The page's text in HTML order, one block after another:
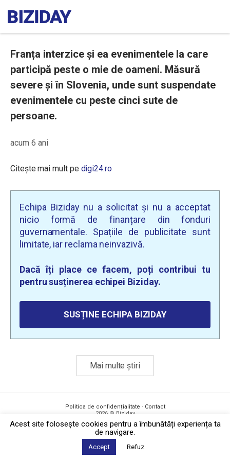
Franța interzice și ea evenimentele la care
participă peste o mie de oameni. Măsură
severe și în Slovenia, unde sunt suspendate
evenimentele cu peste cinci sute de
persoane.
acum 6 ani
Citește mai mult pe digi24.ro
Echipa Biziday nu a solicitat și nu a acceptat
nicio formă de finanțare din fonduri
guvernamentale. Spațiile de publicitate sunt
limitate, iar reclama neinvazivă.
Dacă îți place ce facem, poți contribui tu
pentru susținerea echipei Biziday.
SUSȚINE ECHIPA BIZIDAY
Mai multe știri
Politica de confidențialitate · Contact
2026 © Biziday
Acest site foloseşte cookies pentru a îmbunătăți experiența ta
de navigare.
Accept Refuz